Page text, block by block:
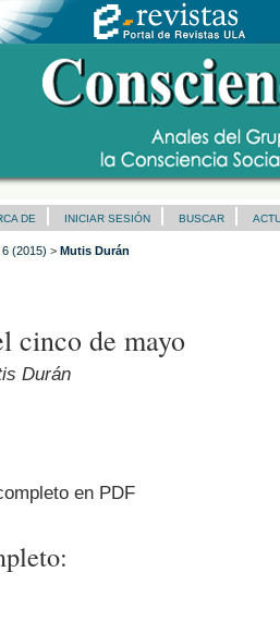
DE INICIAR SESIÓN BUSCAR
6 (2015) > Mutis Durán
cinco de mayo
Durán
en PDF